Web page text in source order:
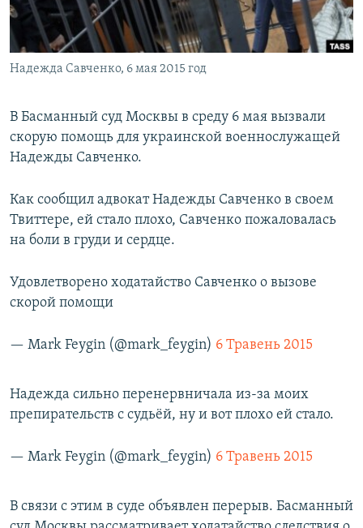
ПОБЕДИТЕЛЕЙ НЕ СУДЯТ?
КРЫМ.НЕПОКОРЕННЫЙ
ELIFBE
ПРИСОЕДИНЯЙТЕСЬ!
Все сайты RFE/RL
Надежда Савченко, 6 мая 2015 год
В Басманный суд Москвы в среду 6 мая вызвали
скорую помощь для украинской военнослужащей
Надежды Савченко.
Как сообщил адвокат Надежды Савченко в своем
Твиттере, ей стало плохо, Савченко пожаловалась
на боли в груди и сердце.
Удовлетворено ходатайство Савченко о вызове
скорой помощи
— Mark Feygin (@mark_feygin) 6 Травень 2015
Надежда сильно перенервничала из-за моих
препирательств с судьёй, ну и вот плохо ей стало.
— Mark Feygin (@mark_feygin) 6 Травень 2015
В связи с этим в суде объявлен перерыв. Басманный